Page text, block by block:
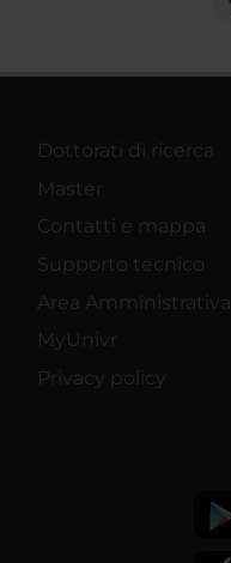
Dottorati di ricerca
Master
Contatti e mappa
Supporto tecnico
Area Amministrativa
MyUnivr
Privacy policy